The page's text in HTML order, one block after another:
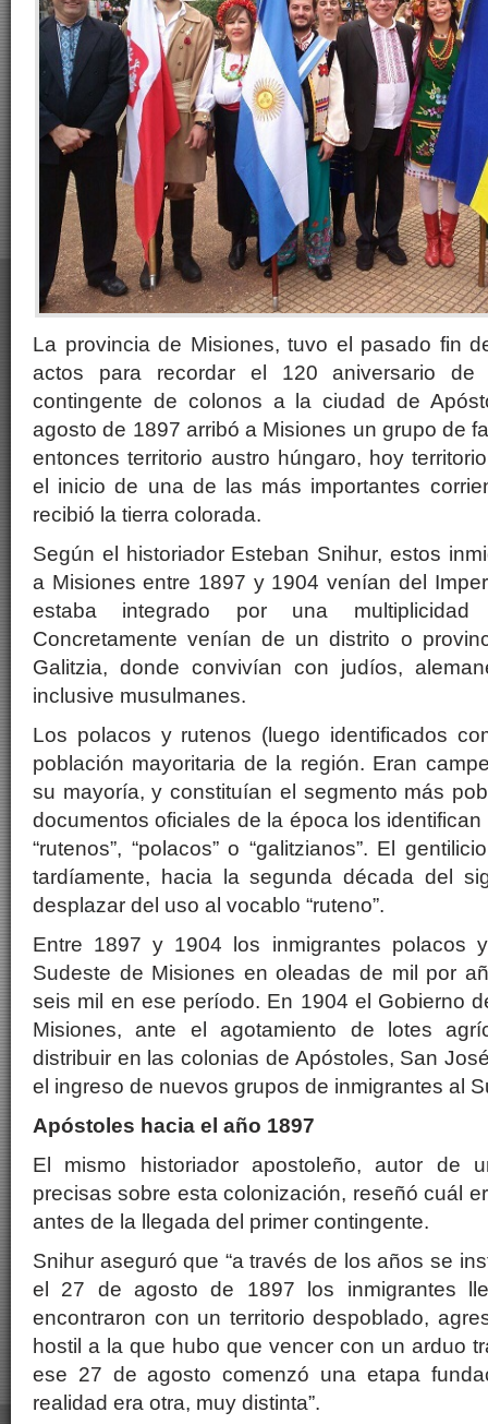
La provincia de Misiones, tuvo el pasado fin
actos para recordar el 120 aniversario
contingente de colonos a la ciudad de
agosto de 1897 arribó a Misiones un grupo de
entonces territorio austro húngaro, hoy
el inicio de una de las más importantes
recibió la tierra colorada.
Según el historiador Esteban Snihur, estos
a Misiones entre 1897 y 1904 venían del
estaba integrado por una
Concretamente venían de un distrito o
Galitzia, donde convivían con judíos,
inclusive musulmanes.
Los polacos y rutenos (luego identificados
población mayoritaria de la región. Eran
su mayoría, y constituían el segmento más
documentos oficiales de la época los identifican
“rutenos”, “polacos” o “galitzianos”. El
tardíamente, hacia la segunda década del
desplazar del uso al vocablo “ruteno”.
Entre 1897 y 1904 los inmigrantes polacos
Sudeste de Misiones en oleadas de mil por
seis mil en ese período. En 1904 el Gobierno
Misiones, ante el agotamiento de lotes
distribuir en las colonias de Apóstoles, San
el ingreso de nuevos grupos de inmigrantes al
Apóstoles hacia el año 1897
El mismo historiador apostoleño, autor de
precisas sobre esta colonización, reseñó cuál
antes de la llegada del primer contingente.
Snihur aseguró que “a través de los años se
el 27 de agosto de 1897 los inmigrantes
encontraron con un territorio despoblado,
hostil a la que hubo que vencer con un arduo
ese 27 de agosto comenzó una etapa
realidad era otra, muy distinta”.